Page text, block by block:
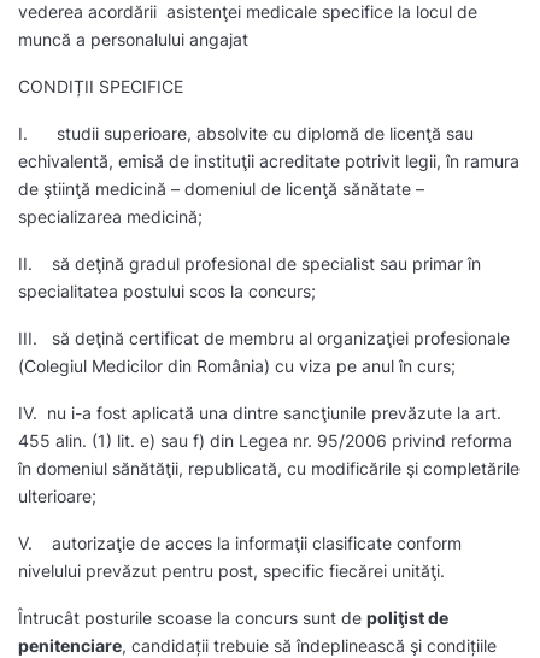
vederea acordării asistenţei medicale specifice la locul de
muncă a personalului angajat
CONDIȚII SPECIFICE
I. studii superioare, absolvite cu diplomă de licenţă sau
echivalentă, emisă de instituţii acreditate potrivit legii, în ramura
de ştiinţă medicină – domeniul de licenţă sănătate –
specializarea medicină;
II. să deţină gradul profesional de specialist sau primar în
specialitatea postului scos la concurs;
III. să deţină certificat de membru al organizaţiei profesionale
(Colegiul Medicilor din România) cu viza pe anul în curs;
IV. nu i-a fost aplicată una dintre sancţiunile prevăzute la art.
455 alin. (1) lit. e) sau f) din Legea nr. 95/2006 privind reforma
în domeniul sănătăţii, republicată, cu modificările şi completările
ulterioare;
V. autorizaţie de acces la informaţii clasificate conform
nivelului prevăzut pentru post, specific fiecărei unităţi.
Întrucât posturile scoase la concurs sunt de poliţist de
penitenciare, candidații trebuie să îndeplinească şi condițiile